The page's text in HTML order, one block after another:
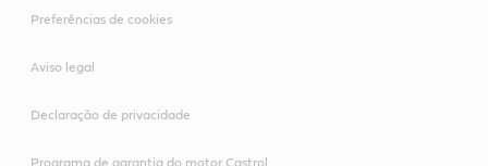
Preferências de cookies
Aviso legal
Declaração de privacidade
Programa de garantia do motor Castrol